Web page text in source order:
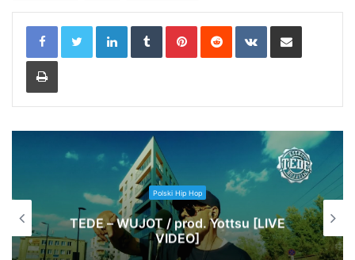
LinkedInTumblrPinterestReddit VKontakteShare via Email
Print
Polski Hip Hop
Jak Pawbeats wspomina początki w
branży? | 20 lat Step Records